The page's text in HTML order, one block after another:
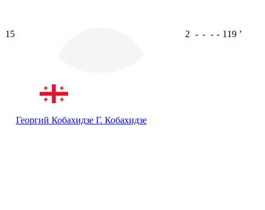
15
Георгий Кобахидзе Г. Кобахидзе
2 - - - - 119 ʼ